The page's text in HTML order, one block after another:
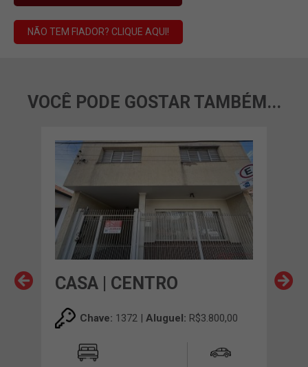
NÃO TEM FIADOR? CLIQUE AQUI!
VOCÊ PODE GOSTAR TAMBÉM...
CASA | CENTRO
Chave: 1372 | Aluguel: R$3.800,00